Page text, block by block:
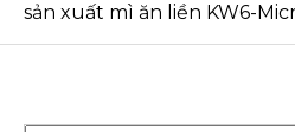
sản xuất mì ăn liền KW6-